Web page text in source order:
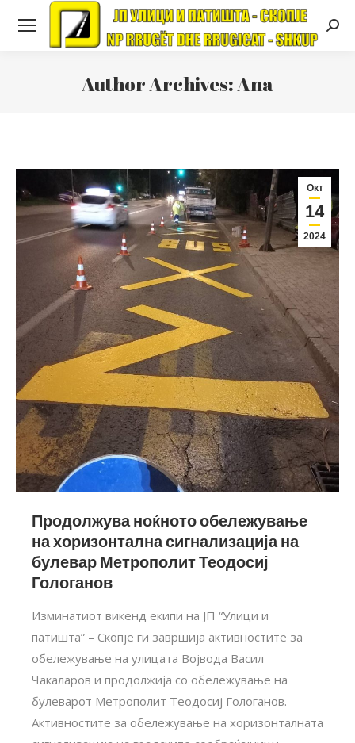
Author Archives:Ana
Окт
14
2024
Продолжува ноќното обележување
на хоризонтална сигнализација на
булевар Метрополит Теодосиј
Гологанов
Изминатиот викенд екипи на ЈП “Улици и
патишта” – Скопје ги завршија активностите за
обележување на улицата Војвода Васил
Чакаларов и продолжија со обележување на
булеварот Метрополит Теодосиј Гологанов.
Активностите за обележување на хоризонталната